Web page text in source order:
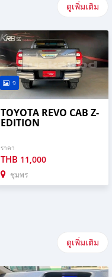
ดูเพิ่มเติม
9
TOYOTA REVO CAB Z-
EDITION
ราคา
THB 11,000
ชุมพร
ดูเพิ่มเติม